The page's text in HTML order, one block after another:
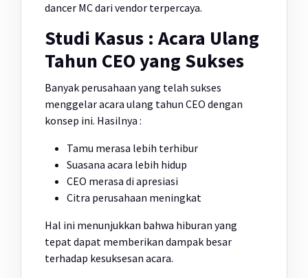
dancer MC dari vendor terpercaya.
Studi Kasus : Acara Ulang
Tahun CEO yang Sukses
Banyak perusahaan yang telah sukses
menggelar acara ulang tahun CEO dengan
konsep ini. Hasilnya :
Tamu merasa lebih terhibur
Suasana acara lebih hidup
CEO merasa di apresiasi
Citra perusahaan meningkat
Hal ini menunjukkan bahwa hiburan yang
tepat dapat memberikan dampak besar
terhadap kesuksesan acara.